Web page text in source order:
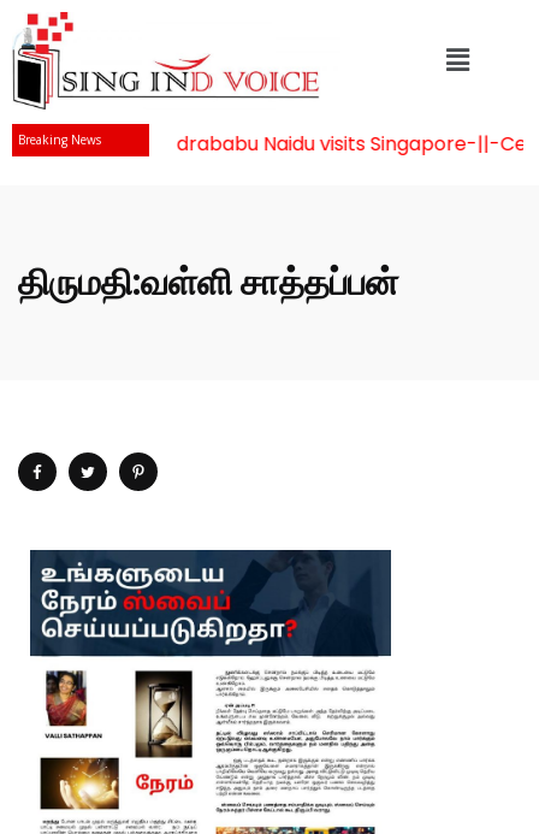
Breaking NewsMr Chandrababu Naidu visits Singapore-||-
திருமதி:வள்ளி சாத்தப்பன்